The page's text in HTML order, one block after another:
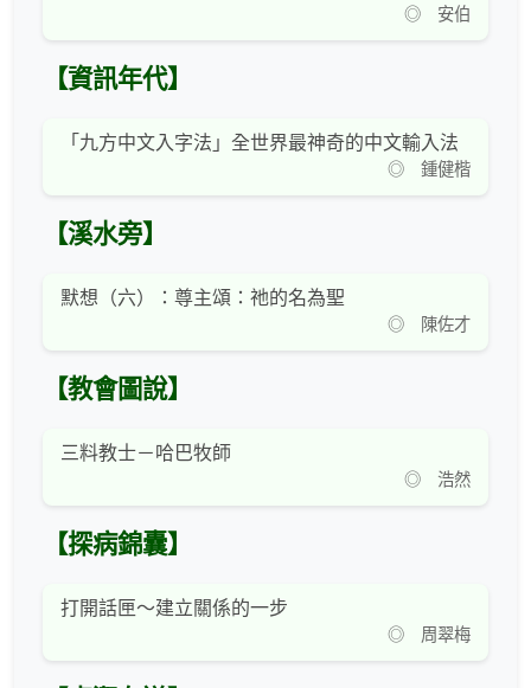
◎ 安伯
【資訊年代】
「九方中文入字法」全世界最神奇的中文輸入法
◎ 鍾健楷
【溪水旁】
默想（六）：尊主頌：祂的名為聖
◎ 陳佐才
【教會圖說】
三料教士－哈巴牧師
◎ 浩然
【探病錦囊】
打開話匣～建立關係的一步
◎ 周翠梅